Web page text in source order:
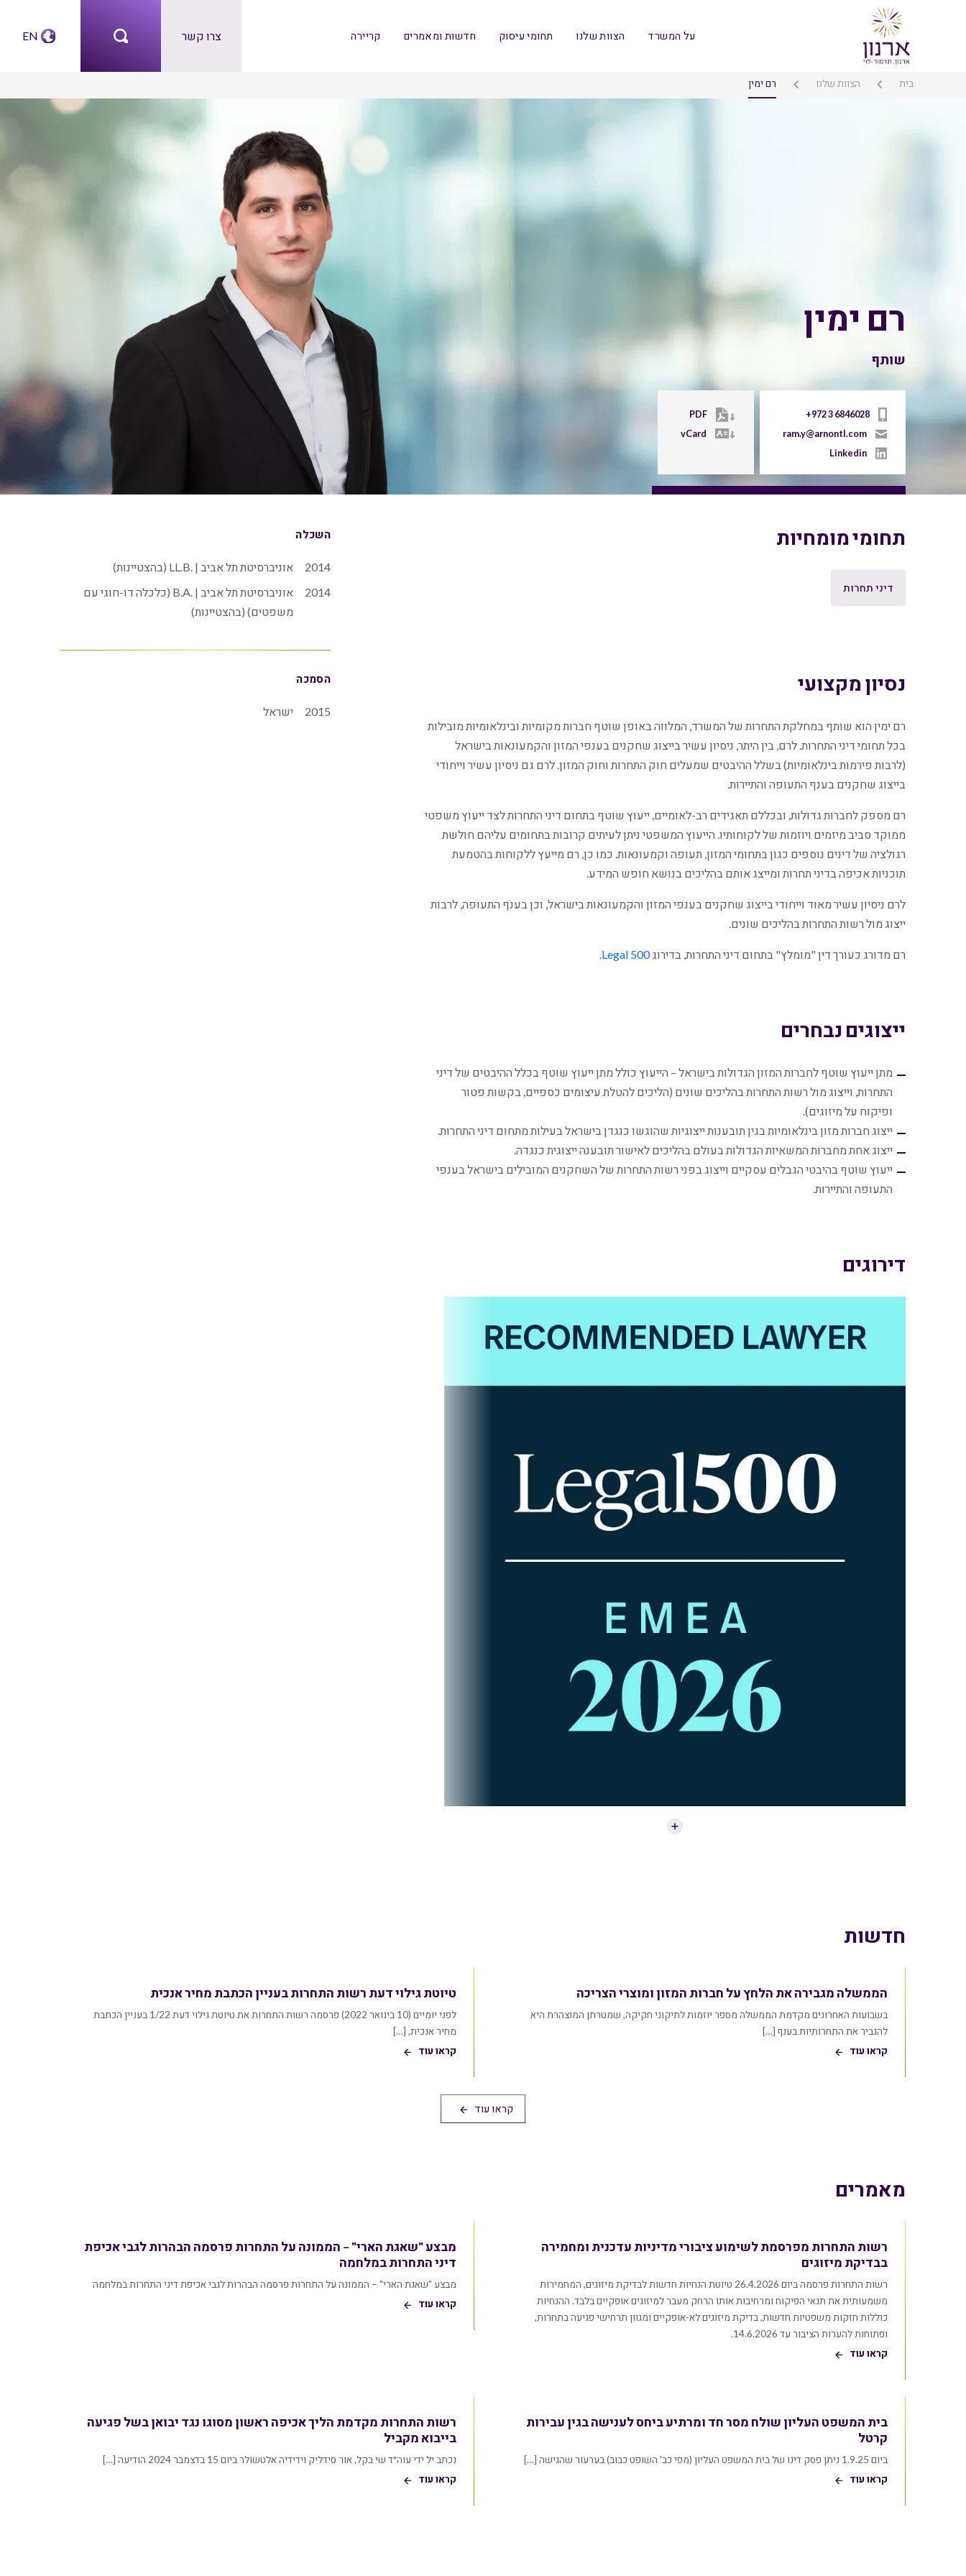
על המשרד הצוות שלנו תחומי עיסוק חדשות ומאמרים קריירה צרו קשר EN
בית הצוות שלנו רם ימין
רם ימין
שותף
+972 3 6846028
ram.y@arnontl.com
Linkedin
PDF
vCard
תחומי מומחיות
דיני תחרות
נסיון מקצועי
רם ימין הוא שותף במחלקת התחרות של המשרד, המלווה באופן שוטף חברות מקומיות ובינלאומיות מובילות
בכל תחומי דיני התחרות. לרם, בין היתר, ניסיון עשיר בייצוג שחקנים בענפי המזון והקמעונאות בישראל
(לרבות פירמות בינלאומיות) בשלל ההיבטים שמעלים חוק התחרות וחוק המזון. לרם גם ניסיון עשיר וייחודי
בייצוג שחקנים בענף התעופה והתיירות.
רם מספק לחברות גדולות, ובכללם תאגידים רב-לאומיים, ייעוץ שוטף בתחום דיני התחרות לצד ייעוץ משפטי
ממוקד סביב מיזמים ויוזמות של לקוחותיו. הייעוץ המשפטי ניתן לעיתים קרובות בתחומים עליהם חולשת
רגולציה של דינים נוספים כגון בתחומי המזון, תעופה וקמעונאות. כמו כן, רם מייעץ ללקוחות בהטמעת
תוכניות אכיפה בדיני תחרות ומייצג אותם בהליכים בנושא חופש המידע.
לרם ניסיון עשיר מאוד וייחודי בייצוג שחקנים בענפי המזון והקמעונאות בישראל, וכן בענף התעופה, לרבות
ייצוג מול רשות התחרות בהליכים שונים.
רם מדורג כעורך דין "מומלץ" בתחום דיני התחרות, בדירוגLegal 500
ייצוגים נבחרים
מתן ייעוץ שוטף לחברות המזון הגדולות בישראל – הייעוץ כולל מתן ייעוץ שוטף בכלל ההיבטים של דיני
התחרות, וייצוג מול רשות התחרות בהליכים שונים (הליכים להטלת עיצומים כספיים, בקשות פטור
ופיקוח על מיזוגים).
ייצוג חברות מזון בינלאומיות בגין תובענות ייצוגיות שהוגשו כנגדן בישראל בעילות מתחום דיני התחרות.
ייצוג אחת מחברות המשאיות הגדולות בעולם בהליכים לאישור תובענה ייצוגית כנגדה.
ייעוץ שוטף בהיבטי הגבלים עסקיים וייצוג בפני רשות התחרות של השחקנים המובילים בישראל בענפי
התעופה והתיירות.
דירוגים
השכלה
2014
אוניברסיטת תל אביב | .LL.B (בהצטיינות)
2014
אוניברסיטת תל אביב | .B.A (כלכלה דו-חוגי עם
משפטים) (בהצטיינות)
הסמכה
2015 ישראל
חדשות
הממשלה מגבירה את הלחץ על חברות המזון ומוצרי הצריכה
בשבועות האחרונים מקדמת הממשלה מספר יוזמות לתיקוני חקיקה, שמטרתן המוצהרת היא
להגביר את התחרותיות בענף […]
קראו עוד
טיוטת גילוי דעת רשות התחרות בעניין הכתבת מחיר אנכית
לפני יומיים (10 בינואר 2022) פרסמה רשות התחרות את טיוטת גילוי דעת 1/22 בעניין הכתבת
מחיר אנכית, […]
קראו עוד
קראו עוד
מאמרים
רשות התחרות מפרסמת לשימוע ציבורי מדיניות עדכנית ומחמירה
בבדיקת מיזוגים
רשות התחרות פרסמה ביום 26.4.2026 טיוטת הנחיות חדשות לבדיקת מיזוגים, המחמירות
משמעותית את תנאי הפיקוח ומרחיבות אותו הרחק מעבר למיזוגים אופקיים בלבד. ההנחיות
כוללות חזקות משפטיות חדשות, בדיקת מיזוגים לא-אופקיים ומגוון תרחישי פגיעה בתחרות,
ופתוחות להערות הציבור עד 14.6.2026.
קראו עוד
מבצע "שאגת הארי" – הממונה על התחרות פרסמה הבהרות לגבי אכיפת
דיני התחרות במלחמה
מבצע "שאגת הארי" – הממונה על התחרות פרסמה הבהרות לגבי אכיפת דיני התחרות במלחמה
קראו עוד
בית המשפט העליון שולח מסר חד ומרתיע ביחס לענישה בגין עבירות
קרטל
ביום 1.9.25 ניתן פסק דינו של בית המשפט העליון (מפי כב' השופט כבוב) בערעור שהגישה […]
קראו עוד
רשות התחרות מקדמת הליך אכיפה ראשון מסוגו נגד יבואן בשל פגיעה
בייבוא מקביל
נכתב יל ידי עוה״ד שי בקל, אור סידליק וידידיה אלטשולר ביום 15 בדצמבר 2024 הודיעה […]
קראו עוד